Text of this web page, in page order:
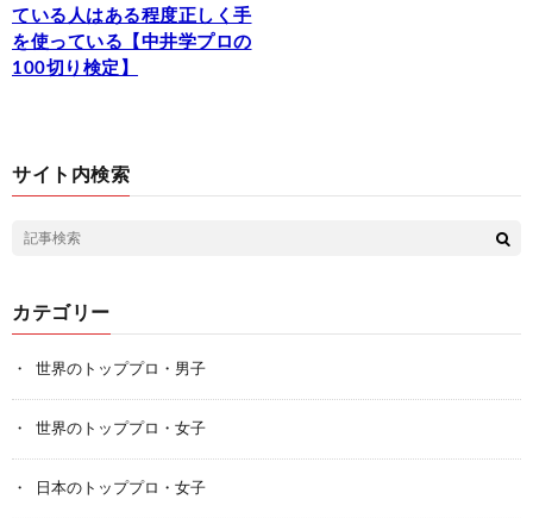
ている人はある程度正しく手
を使っている【中井学プロの
100切り検定】
サイト内検索
カテゴリー
世界のトッププロ・男子
世界のトッププロ・女子
日本のトッププロ・女子